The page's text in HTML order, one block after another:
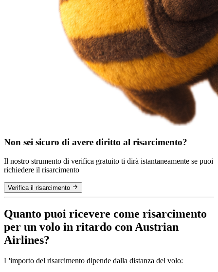
Non sei sicuro di avere diritto al risarcimento?
Il nostro strumento di verifica gratuito ti dirà istantaneamente se puoi
richiedere il risarcimento
Verifica il risarcimento
Quanto puoi ricevere come risarcimento
per un volo in ritardo con Austrian
Airlines?
L'importo del risarcimento dipende dalla distanza del volo: